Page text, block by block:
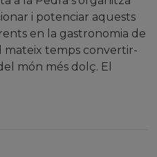
i potenciar aquests
en la gastronomia de
mateix temps convertir-
món més dolç. El